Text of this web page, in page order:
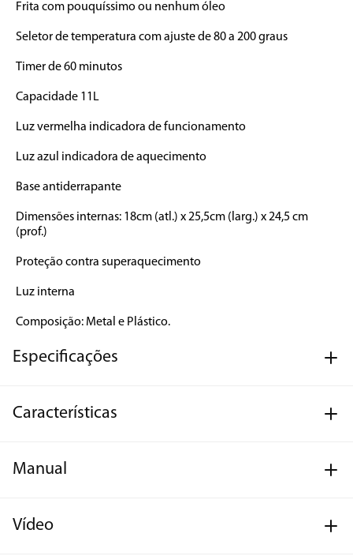
Frita com pouquíssimo ou nenhum óleo
Seletor de temperatura com ajuste de 80 a 200 graus
Timer de 60 minutos
Capacidade 11L
Luz vermelha indicadora de funcionamento
Luz azul indicadora de aquecimento
Base antiderrapante
Dimensões internas: 18cm (atl.) x 25,5cm (larg.) x 24,5 cm
(prof.)
Proteção contra superaquecimento
Luz interna
Composição: Metal e Plástico.
Especificações
Características
Manual
Vídeo